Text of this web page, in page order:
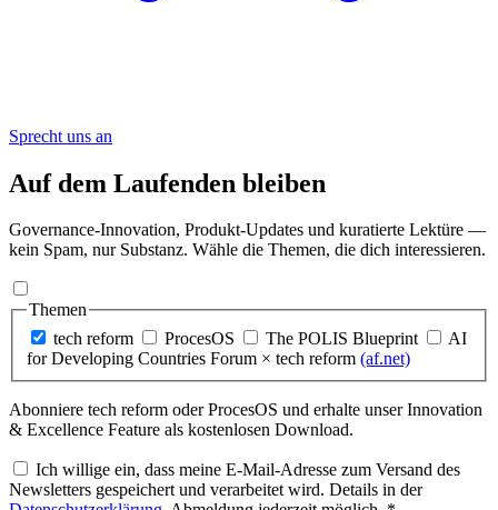
Sprecht uns an
Auf dem Laufenden bleiben
Governance-Innovation, Produkt-Updates und kuratierte Lektüre —
kein Spam, nur Substanz. Wähle die Themen, die dich interessieren.
Themen
tech reform
ProcesOS The POLIS Blueprint
AI
for Developing Countries Forum × tech reform (af.net)
Abonniere tech reform oder ProcesOS und erhalte unser Innovation
& Excellence Feature als kostenlosen Download.
Ich willige ein, dass meine E-Mail-Adresse zum Versand des
Newsletters gespeichert und verarbeitet wird. Details in der